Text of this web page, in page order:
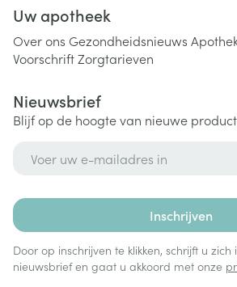
Uw apotheek
Over ons Gezondheidsnieuws
VoorschriftZorgtarieven
Nieuwsbrief
Blijf op de hoogte van nieuwe
Inschrijven
Door op inschrijven te klikken, schrijft u zich
nieuwsbrief en gaat u akkoord met onze